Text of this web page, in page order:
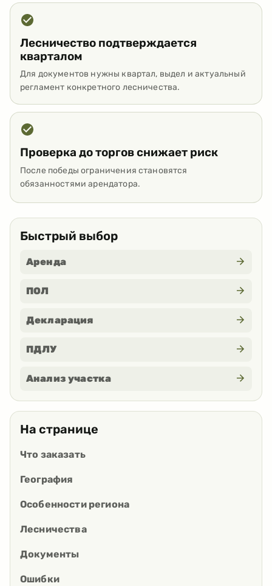
Лесничество подтверждается
кварталом
Для документов нужны квартал, выдел и актуальный
регламент конкретного лесничества.
Проверка до торгов снижает риск
После победы ограничения становятся
обязанностями арендатора.
Быстрый выбор
Аренда
ПОЛ
Декларация
ПДЛУ
Анализ участка
На странице
Что заказать
География
Особенности региона
Лесничества
Документы
Ошибки